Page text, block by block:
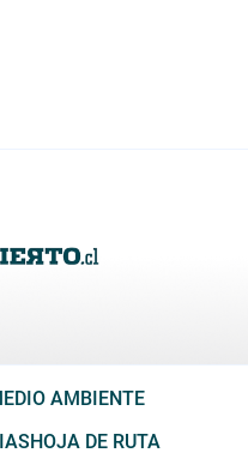
AMBIENTE
HOJA DE RUTA